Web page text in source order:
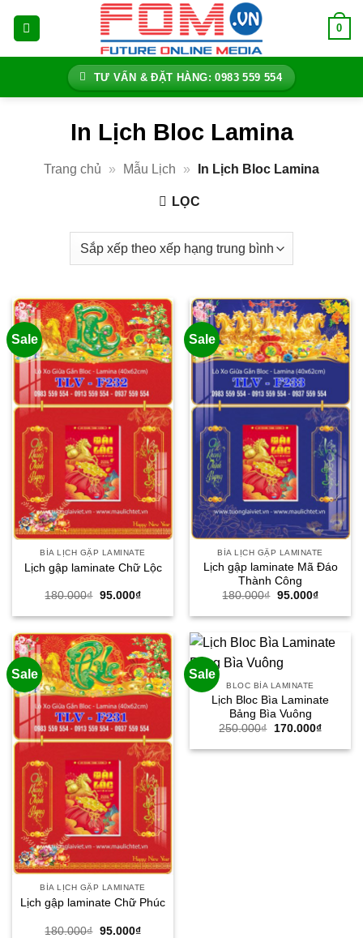
0
TƯ VẤN & ĐẶT HÀNG: 0983 559 554
In Lịch Bloc Lamina
Trang chủ » Mẫu Lịch » In Lịch Bloc Lamina
LỌC
Sale
BÌA LỊCH GẬP LAMINATE
Lịch gập laminate Chữ Lộc
180.000₫ Giá
là:
95.000₫Giá
tại
95.000₫.
Sale
BÌA LỊCH GẬP LAMINATE
Lịch gập laminate Mã Đáo
Thành Công
180.000₫ Giá
là:
95.000₫Giá
tại
95.000₫.
Sale
BÌA LỊCH GẬP LAMINATE
Lịch gập laminate Chữ Phúc
180.000₫ Giá
95.000₫Giá
Sale
BLOC BÌA LAMINATE
Lịch Bloc Bìa Laminate
Bảng Bìa Vuông
250.000₫
Giá
là:
170.000₫Giá
tại